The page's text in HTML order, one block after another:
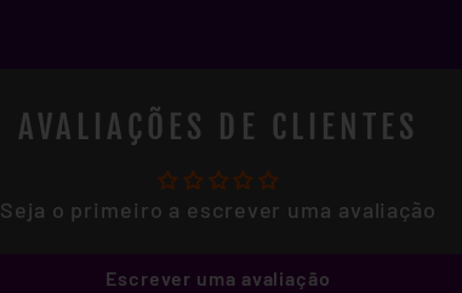
AVALIAÇÕES DE CLIENTES
Seja o primeiro a escrever uma avaliação
Escrever uma avaliação